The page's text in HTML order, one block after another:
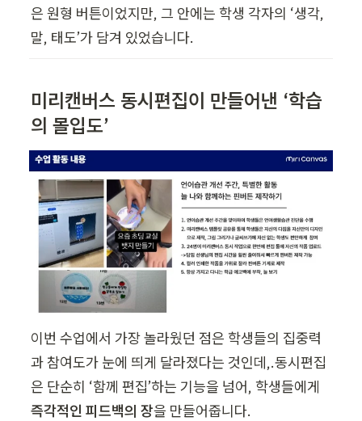
은 원형 버튼이었지만, 그 안에는 학생 각자의 ‘생각,
말, 태도’가 담겨 있었습니다.
미리캔버스 동시편집이 만들어낸 ‘학습
의 몰입도’
이번 수업에서 가장 놀라웠던 점은 학생들의 집중력
과 참여도가 눈에 띄게 달라졌다는 것인데,.동시편집
즉각적인 피드백의 장을 만들어줍니다.